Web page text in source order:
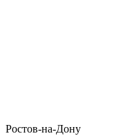
Ростов-на-Дону